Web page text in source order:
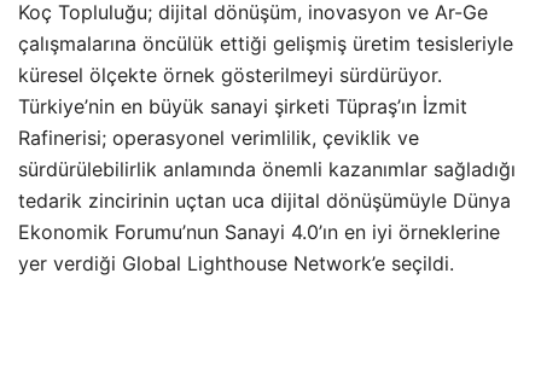
Koç Topluluğu; dijital dönüşüm, inovasyon ve Ar-Ge
çalışmalarına öncülük ettiği gelişmiş üretim tesisleriyle
küresel ölçekte örnek gösterilmeyi sürdürüyor.
Türkiye’nin en büyük sanayi şirketi Tüpraş’ın İzmit
Rafinerisi; operasyonel verimlilik, çeviklik ve
sürdürülebilirlik anlamında önemli kazanımlar sağladığı
tedarik zincirinin uçtan uca dijital dönüşümüyle Dünya
Ekonomik Forumu’nun Sanayi 4.0’ın en iyi örneklerine
yer verdiği Global Lighthouse Network’e seçildi.